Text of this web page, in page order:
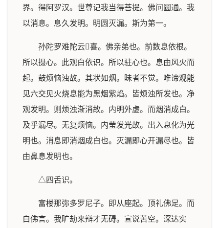
界。得阿罗汉。世尊记我当得菩提。佛问圆通。我
以消息。息久发明。明圆灭漏。斯为第一。
孙陀罗难陀云𧰟喜。佛亲弟也。前数息依根。
所以摄心。此观白依识。所以驻心也。息由风火而
起。鼓烦恼浊故。其状如烟。昧者不觉。唯谛观能
见六交见火烧息能为黑烟紫焰。皆烦浊所发也。净
观发明。则烦浊渐消故。内明外虚。而烟消成白。
及乎漏尽。无复烦恼。内莹发光故。出入息化为光
明也。消息即消烟成白也。灭漏即心开漏尽也。皆
由鼻息发明也。
△四舌识。
富楼那弥多罗尼子。即从座起。顶礼佛足。而
白佛言。我旷劫来辩才无碍。宣说苦空。深达实